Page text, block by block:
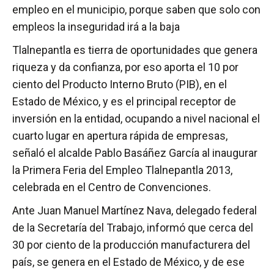
empleo en el municipio, porque saben que solo con
empleos la inseguridad irá a la baja
Tlalnepantla es tierra de oportunidades que genera
riqueza y da confianza, por eso aporta el 10 por
ciento del Producto Interno Bruto (PIB), en el
Estado de México, y es el principal receptor de
inversión en la entidad, ocupando a nivel nacional el
cuarto lugar en apertura rápida de empresas,
señaló el alcalde Pablo Basáñez García al inaugurar
la Primera Feria del Empleo Tlalnepantla 2013,
celebrada en el Centro de Convenciones.
Ante Juan Manuel Martínez Nava, delegado federal
de la Secretaría del Trabajo, informó que cerca del
30 por ciento de la producción manufacturera del
país, se genera en el Estado de México, y de ese